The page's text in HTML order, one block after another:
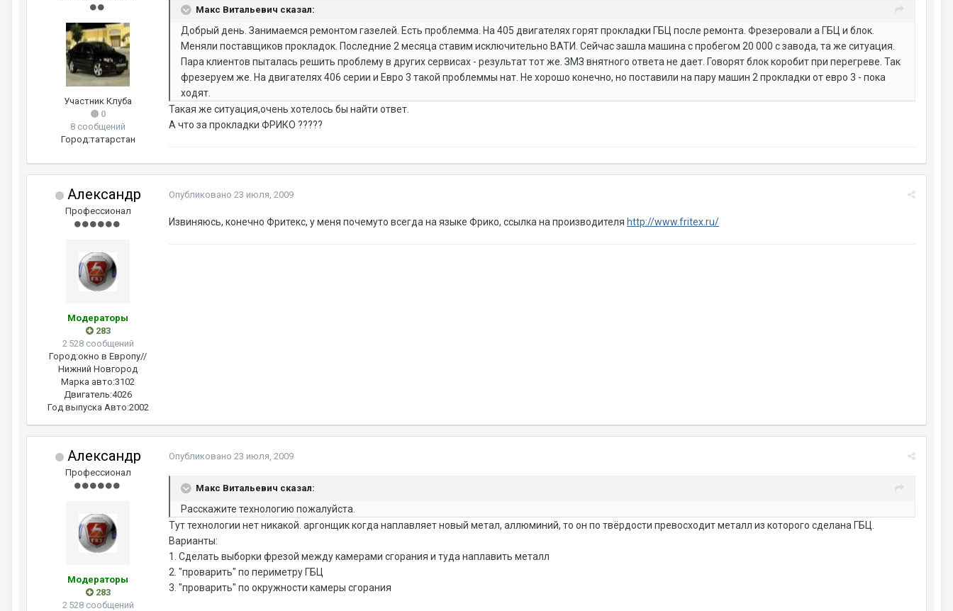
Участник Клуба
0
8 сообщений
Город:татарстан
Макс Витальевич сказал:
Добрый день. Занимаемся ремонтом газелей. Есть проблемма. На 405 двигателях горят прокладки ГБЦ после ремонта. Фрезеровали а ГБЦ и блок.
Меняли поставщиков прокладок. Последние 2 месяца ставим исключительно ВАТИ. Сейчас зашла машина с пробегом 20 000 с завода, та же ситуация.
Пара клиентов пыталась решить проблему в других сервисах - результат тот же. ЗМЗ внятного ответа не дает. Говорят блок коробит при перегреве. Так
фрезеруем же. На двигателях 406 серии и Евро 3 такой проблеммы нат. Не хорошо конечно, но поставили на пару машин 2 прокладки от евро 3 - пока
ходят.
Такая же ситуация,очень хотелось бы найти ответ.
А что за прокладки ФРИКО ?????
Александр
Профессионал
Модераторы
283
2 528 сообщений
Город:окно в Европу//
Нижний Новгород
Марка авто:3102
Двигатель:4026
Год выпуска Авто:2002
Опубликовано 23 июля, 2009
Извиняюсь, конечно Фритекс, у меня почемуто всегда на языке Фрико, ссылка на производителя http://www.fritex.ru/
Александр
Профессионал
Модераторы
283
2 528 сообщений
Опубликовано 23 июля, 2009
Макс Витальевич сказал:
Расскажите технологию пожалуйста.
Тут технологии нет никакой. аргонщик когда наплавляет новый метал, аллюминий, то он по твёрдости превосходит металл из которого сделана ГБЦ.
Варианты:
1. Сделать выборки фрезой между камерами сгорания и туда наплавить металл
2. "проварить" по периметру ГБЦ
3. "проварить" по окружности камеры сгорания